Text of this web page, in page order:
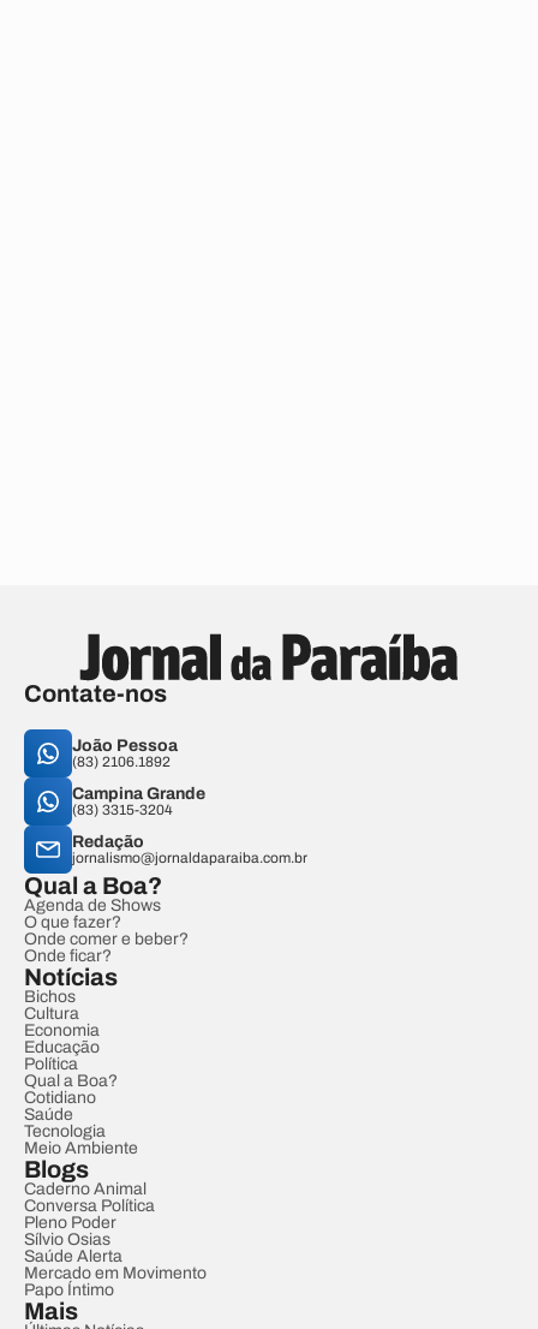
Contate-nos
João Pessoa
(83) 2106.1892
Campina Grande
(83) 3315-3204
Redação
jornalismo@jornaldaparaiba.com.br
Qual a Boa?
Agenda de Shows
O que fazer?
Onde comer e beber?
Onde ficar?
Notícias
Bichos
Cultura
Economia
Educação
Política
Qual a Boa?
Cotidiano
Saúde
Tecnologia
Meio Ambiente
Blogs
Caderno Animal
Conversa Política
Pleno Poder
Sílvio Osias
Saúde Alerta
Mercado em Movimento
Papo Íntimo
Mais